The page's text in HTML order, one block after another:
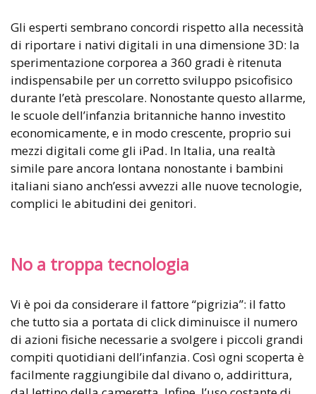
Gli esperti sembrano concordi rispetto alla necessità
di riportare i nativi digitali in una dimensione 3D: la
sperimentazione corporea a 360 gradi è ritenuta
indispensabile per un corretto sviluppo psicofisico
durante l’età prescolare. Nonostante questo allarme,
le scuole dell’infanzia britanniche hanno investito
economicamente, e in modo crescente, proprio sui
mezzi digitali come gli iPad. In Italia, una realtà
simile pare ancora lontana nonostante i bambini
italiani siano anch’essi avvezzi alle nuove tecnologie,
complici le abitudini dei genitori.
No a troppa tecnologia
Vi è poi da considerare il fattore “pigrizia”: il fatto
che tutto sia a portata di click diminuisce il numero
di azioni fisiche necessarie a svolgere i piccoli grandi
compiti quotidiani dell’infanzia. Così ogni scoperta è
facilmente raggiungibile dal divano o, addirittura,